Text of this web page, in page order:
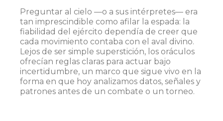
Preguntar al cielo —o a sus intérpretes— era
tan imprescindible como afilar la espada: la
fiabilidad del ejército dependía de creer que
cada movimiento contaba con el aval divino.
Lejos de ser simple superstición, los oráculos
ofrecían reglas claras para actuar bajo
incertidumbre, un marco que sigue vivo en la
forma en que hoy analizamos datos, señales y
patrones antes de un combate o un torneo.